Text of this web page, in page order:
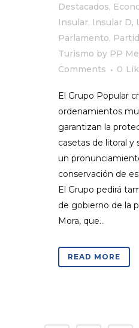
Destacados,
Insular, Insular D,
Parlamento,
Turismo by PP
Comments
0
El Grupo Popular
ordenamientos
garantizan la
casetas de litoral y
un
conservación de
El Grupo pedirá
de gobierno de la
Mora, que...
READ MORE